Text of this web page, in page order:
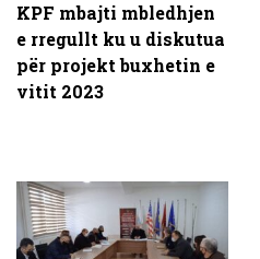
KPF mbajti mbledhjen
e rregullt ku u diskutua
për projekt buxhetin e
vitit 2023